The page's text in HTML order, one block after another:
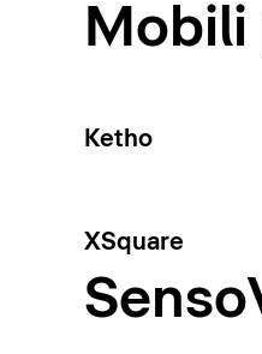
Ketho
XSquare